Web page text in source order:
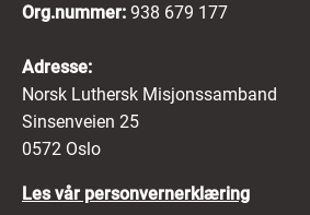
Org.nummer: 938 679 177
Adresse:
Norsk Luthersk Misjonssamband
Sinsenveien 25
0572 Oslo
Les vår personvernerklæring